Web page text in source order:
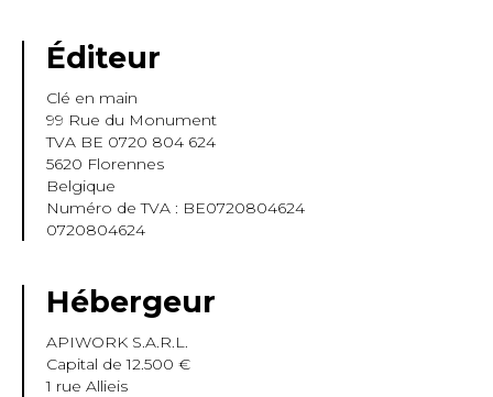
Éditeur
Clé en main
99 Rue du Monument
TVA BE 0720 804 624
5620 Florennes
Belgique
Numéro de TVA : BE0720804624
0720804624
Hébergeur
APIWORK S.A.R.L.
Capital de 12.500 €
1 rue Allieis